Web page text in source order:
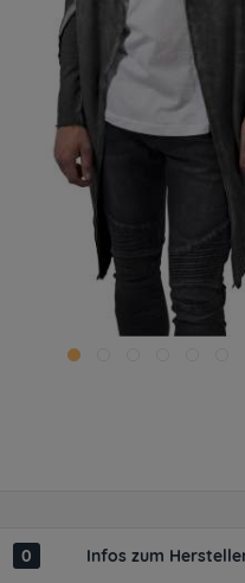
0 Infos zum